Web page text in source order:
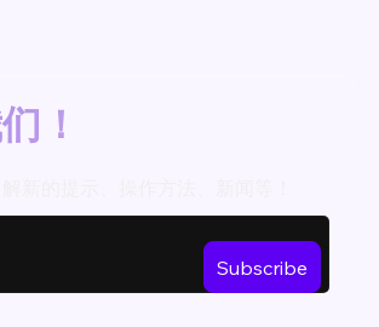
！